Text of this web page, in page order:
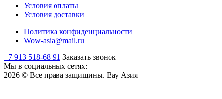
Условия оплаты
Условия доставки
Политика конфиденциальности
Wow-asia@mail.ru
+7 913 518-68 91 Заказать звонок
Мы в социальных сетях:
2026 © Все права защищины. Вау Азия